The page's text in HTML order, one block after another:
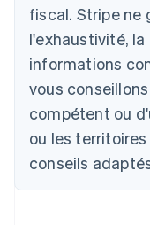
fiscal. Stripe ne
l'exhaustivité,
informations
vous
compétent ou
ou les
conseils
Nederlands
Brésil
Português
Bulgarie
English
Canada
Chine
简体中文English